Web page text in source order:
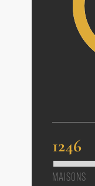
1246
MAISONS